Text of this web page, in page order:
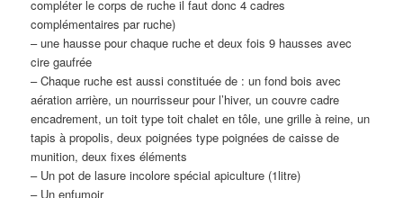
compléter le corps de ruche il faut donc 4 cadres
complémentaires par ruche)
– une hausse pour chaque ruche et deux fois 9 hausses avec
cire gaufrée
– Chaque ruche est aussi constituée de : un fond bois avec
aération arrière, un nourrisseur pour l’hiver, un couvre cadre
encadrement, un toit type toit chalet en tôle, une grille à reine, un
tapis à propolis, deux poignées type poignées de caisse de
munition, deux fixes éléments
– Un pot de lasure incolore spécial apiculture (1litre)
– Un enfumoir